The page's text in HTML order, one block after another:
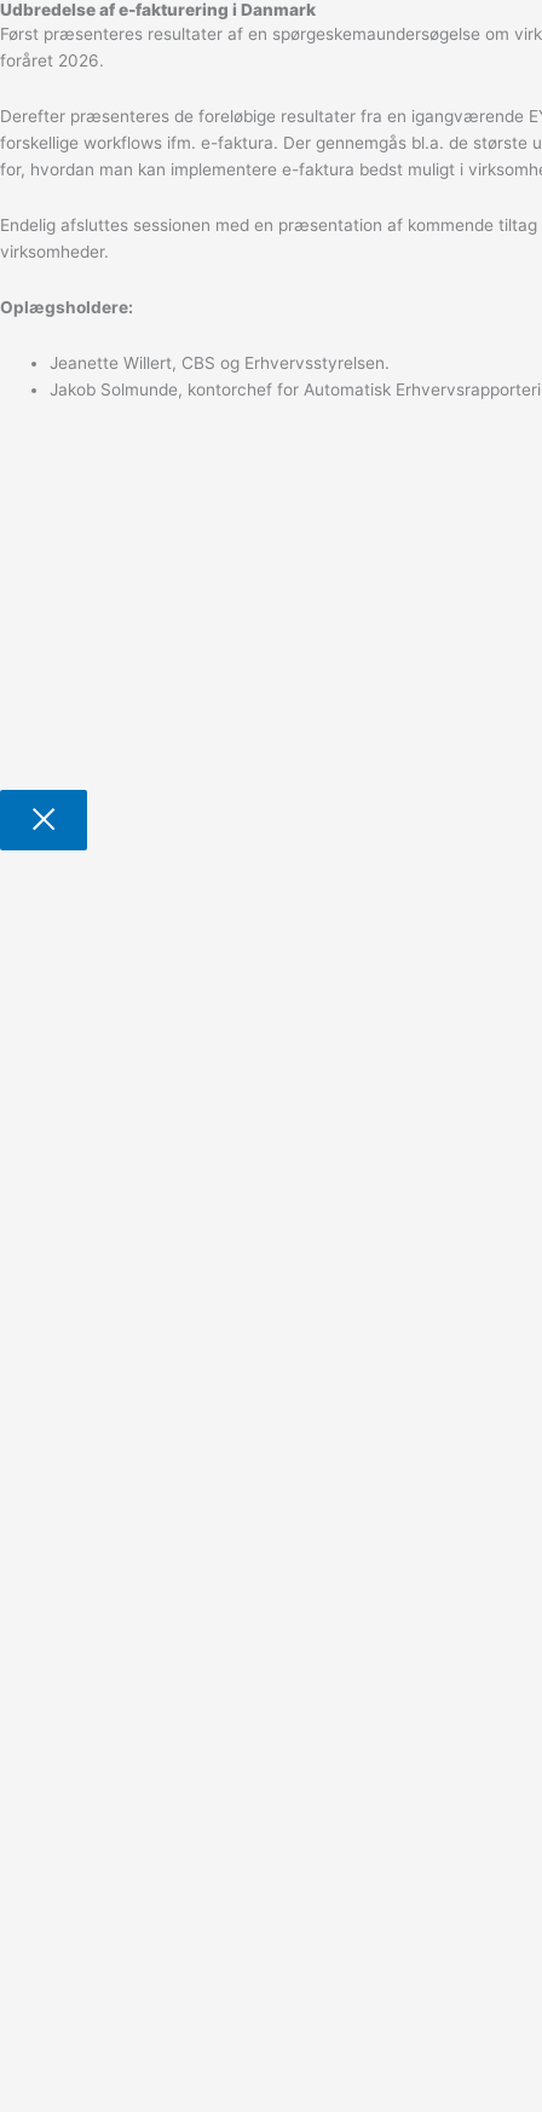
Udbredelse af e-fakturering i Danmark
Først præsenteres resultater af en spørgeskemaundersøgelse om
foråret 2026.
Derefter præsenteres de foreløbige resultater fra en igangværende
forskellige workflows ifm. e-faktura. Der gennemgås bl.a. de
for, hvordan man kan implementere e-faktura bedst muligt i
Endelig afsluttes sessionen med en præsentation af kommende
virksomheder.
Oplægsholdere:
Jeanette Willert, CBS og Erhvervsstyrelsen.
Jakob Solmunde, kontorchef for Automatisk